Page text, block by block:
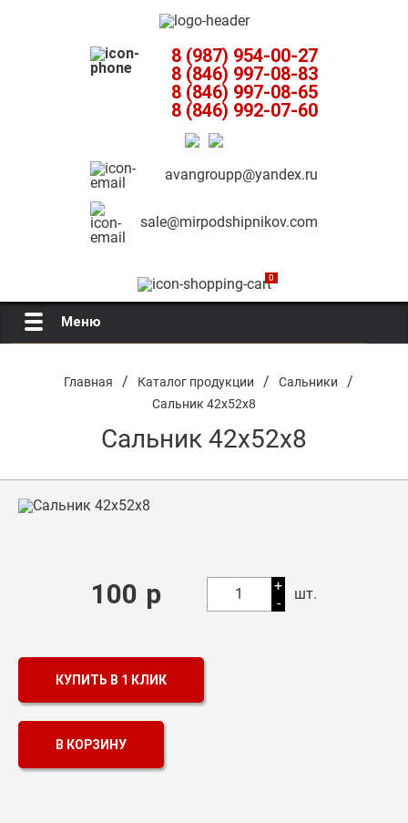
8 (987) 954-00-27
8 (846) 997-08-83
8 (846) 997-08-65
8 (846) 992-07-60
avangroupp@yandex.ru
sale@mirpodshipnikov.com
0
Меню
Цепи
Главная / Каталог продукции / Сальники /
Сальник 42х52х8
Сальник 42х52х8
100 р 1
+
-
шт.
КУПИТЬ В 1 КЛИК
В КОРЗИНУ